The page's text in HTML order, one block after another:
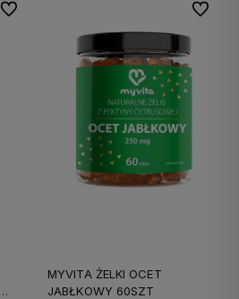
Do ulubionych
MYVITA ŻELKI OCET
JABŁKOWY 60SZT
Do